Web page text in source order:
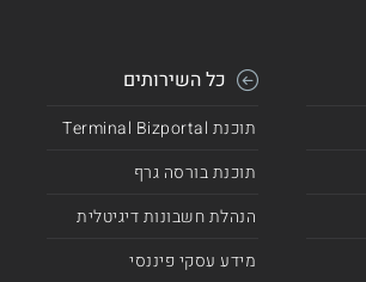
כל השירותים
תוכנת Terminal Bizportal
תוכנת בורסה גרף
הנהלת חשבונות דיגיטלית
מידע עסקי פיננסי